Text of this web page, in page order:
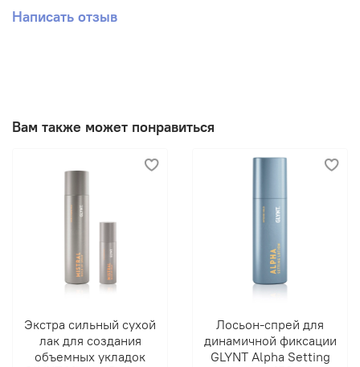
Написать отзыв
Вам также может понравиться
Экстра сильный сухой
лак для создания
объемных укладок
Лосьон-спрей для
динамичной фиксации
GLYNT Alpha Setting